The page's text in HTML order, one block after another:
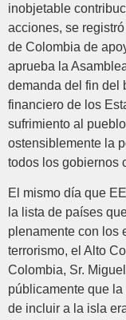
inobjetable
acciones, se
de Colombia de
aprueba la
demanda del fin del
financiero de los
sufrimiento al
ostensiblemente la
todos los gobiernos
El mismo día que
la lista de países
plenamente con los
terrorismo, el Alto
Colombia, Sr.
públicamente que
de incluir a la isla